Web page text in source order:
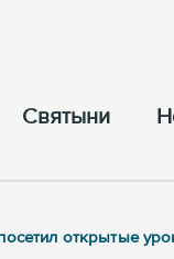
Cвятыни
открытые